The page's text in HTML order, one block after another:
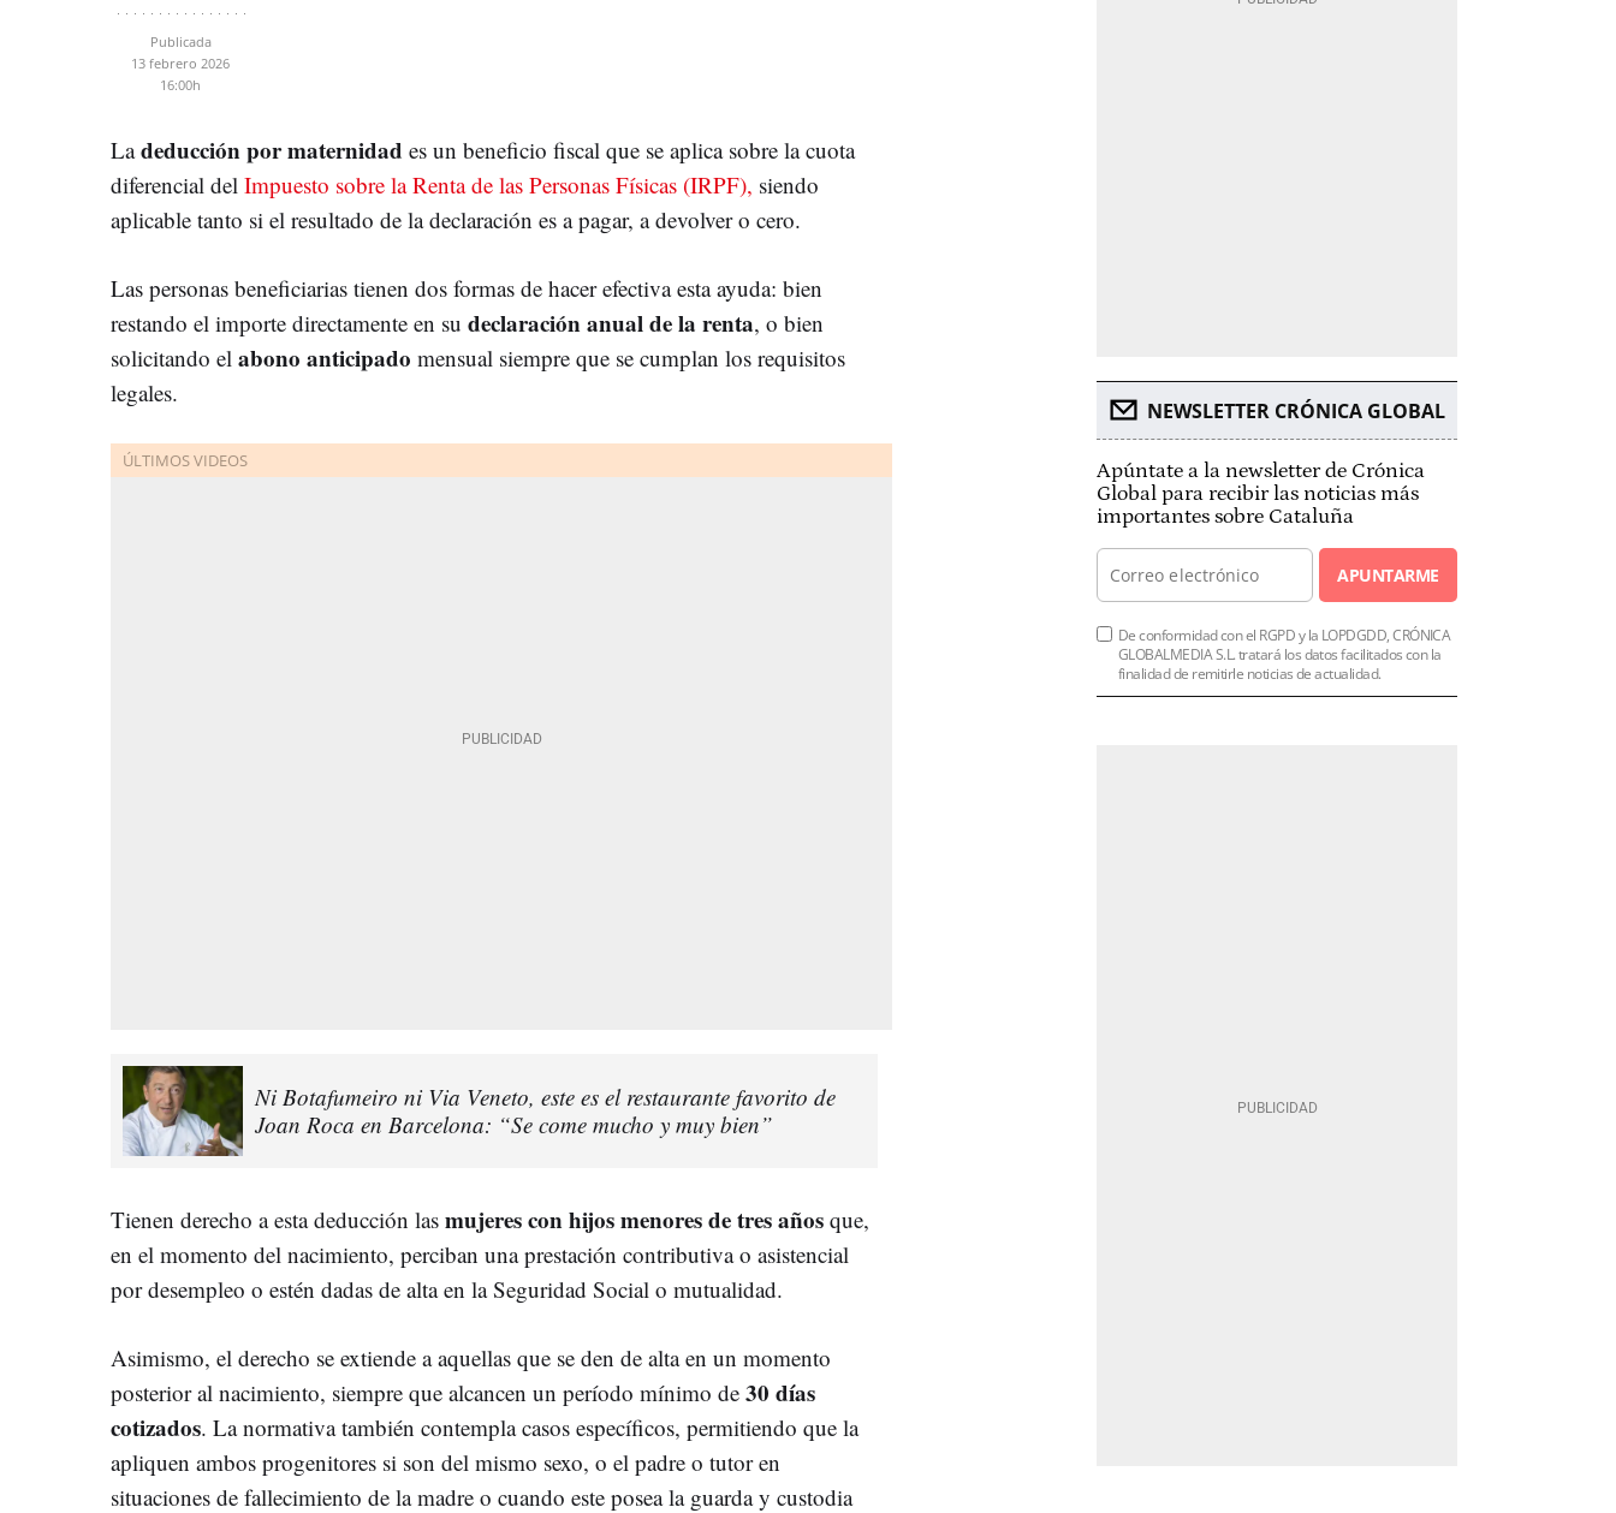
Publicada
13 febrero 2026
16:00h
Ladeducción por maternidad es un beneficio fiscal que se aplica sobre la cuota
diferencial del Impuesto sobre la Renta de las Personas Físicas (IRPF), siendo
aplicable tanto si el resultado de la declaración es a pagar, a devolver o cero.
Las personas beneficiarias tienen dos formas de hacer efectiva esta ayuda: bien
restando el importe directamente en su declaración anual de la renta, o bien
solicitando el abono anticipado mensual siempre que se cumplan los requisitos
legales.
Ni Botafumeiro ni Via Veneto, este es el restaurante favorito de
Joan Roca en Barcelona: “Se come mucho y muy bien”
Tienen derecho a esta deducción las mujeres con hijos menores de tres años que,
en el momento del nacimiento, perciban una prestación contributiva o asistencial
por desempleo o estén dadas de alta en la Seguridad Social o mutualidad.
Asimismo, el derecho se extiende a aquellas que se den de alta en un momento
posterior al nacimiento, siempre que alcancen un período mínimo de 30 días
cotizados. La normativa también contempla casos específicos, permitiendo que la
apliquen ambos progenitores si son del mismo sexo, o el padre o tutor en
situaciones de fallecimiento de la madre o cuando este posea la guarda y custodia
NEWSLETTER CRÓNICA GLOBAL
Apúntate a la newsletter de Crónica
Global para recibir las noticias más
importantes sobre Cataluña
APUNTARME
De conformidad con el RGPD y la LOPDGDD, CRÓNICA
GLOBALMEDIA S.L. tratará los datos facilitados con la
finalidad de remitirle noticias de actualidad.